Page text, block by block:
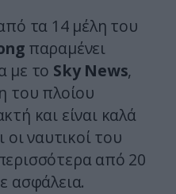
τα 14 μέλη του
παραμένει
με το Sky News,
του πλοίου
και είναι καλά
ναυτικοί του
από 20
ασφάλεια.